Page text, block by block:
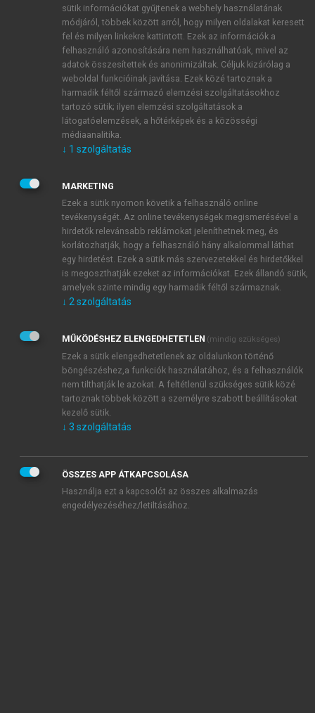
ÚJ FIÓK LÉTREHOZÁSA
1 óra díjmentes hozzáférés
E-MAIL-CÍM
JELSZÓ
JELSZÓ ÚJRA
Kérek értesítést a MeRSZ újdonságairól, akcióiról.
Kérek értesítést az Akadémiai Kiadó Zrt. újdonságairól,
Adatkezelési tájékoztatóbanfoglaltakat tudomásul
veszem és elfogadom.
Általános vásárlási feltételeket, valamint a szotar.netés a
mersz.huoldalak licencszerződéseiben foglaltakat
tudomásul veszem és elfogadom.
KIPRÓBÁLOM
sütik információkat gyűjtenek a webhely használatának
módjáról, többek között arról, hogy milyen oldalakat keresett
fel és milyen linkekre kattintott. Ezek az információk a
felhasználó azonosítására nem használhatóak, mivel az
adatok összesítettek és anonimizáltak. Céljuk kizárólag a
weboldal funkcióinak javítása. Ezek közé tartoznak a
harmadik féltől származó elemzési szolgáltatásokhoz
tartozó sütik; ilyen elemzési szolgáltatások a
látogatóelemzések, a hőtérképek és a közösségi
médiaanalitika.
↓ 1 szolgáltatás
MARKETING
Ezek a sütik nyomon követik a felhasználó online
tevékenységét. Az online tevékenységek megismerésével a
hirdetők relevánsabb reklámokat jeleníthetnek meg, és
korlátozhatják, hogy a felhasználó hány alkalommal láthat
egy hirdetést. Ezek a sütik más szervezetekkel és hirdetőkkel
is megoszthatják ezeket az információkat. Ezek állandó sütik,
amelyek szinte mindig egy harmadik féltől származnak.
↓ 2 szolgáltatás
MŰKÖDÉSHEZ ELENGEDHETETLEN (mindig szükséges)
Ezek a sütik elengedhetetlenek az oldalunkon történő
böngészéshez,a funkciók használatához, és a felhasználók
nem tilthatják le azokat. A feltétlenül szükséges sütik közé
tartoznak többek között a személyre szabott beállításokat
kezelő sütik.
↓ 3 szolgáltatás
ÖSSZES APP ÁTKAPCSOLÁSA
Használja ezt a kapcsolót az összes alkalmazás
engedélyezéséhez/letiltásához.